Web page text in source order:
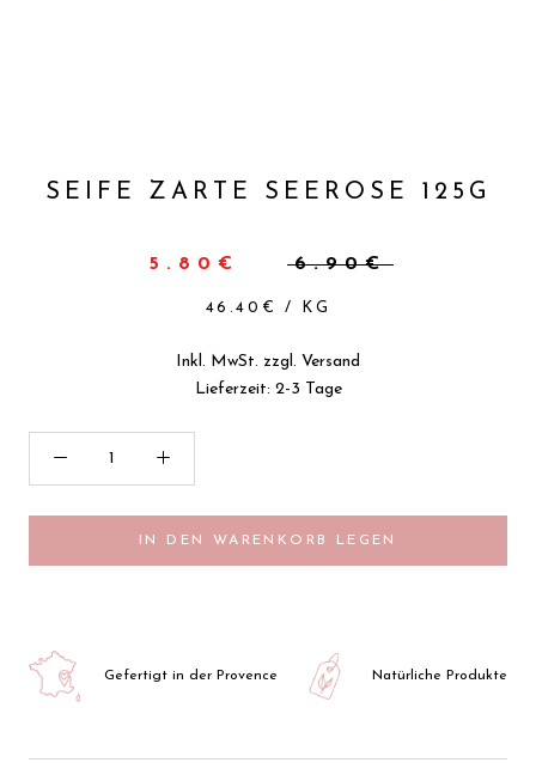
SEIFE ZARTE SEEROSE 125G
5.80€ 6.90€
46.40€ / KG
Inkl. MwSt. zzgl. Versand
Lieferzeit: 2-3 Tage
IN DEN WARENKORB LEGEN
Gefertigt in der Provence Natürliche Produkte